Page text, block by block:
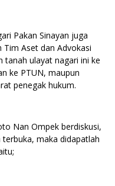
Pakan Sinayan juga
Aset dan Advokasi
tanah ulayat nagari ini ke
ke PTUN, maupun
penegak hukum.
Nan Ompek berdiskusi,
maka didapatlah